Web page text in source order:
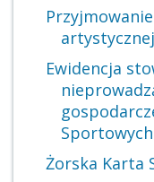
Ewidencja
Żorska Karta